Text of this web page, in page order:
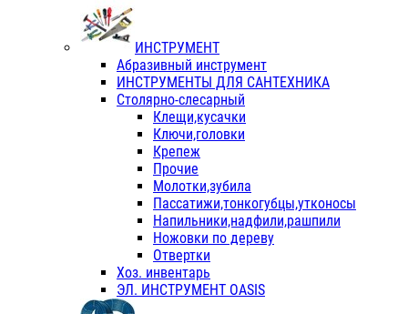
ИНСТРУМЕНТ
Абразивный инструмент
ИНСТРУМЕНТЫ ДЛЯ САНТЕХНИКА
Столярно-слесарный
Клещи,кусачки
Ключи,головки
Крепеж
Прочие
Молотки,зубила
Пассатижи,тонкогубцы,утконосы
Напильники,надфили,рашпили
Ножовки по дереву
Отвертки
Хоз. инвентарь
ЭЛ. ИНСТРУМЕНТ OASIS